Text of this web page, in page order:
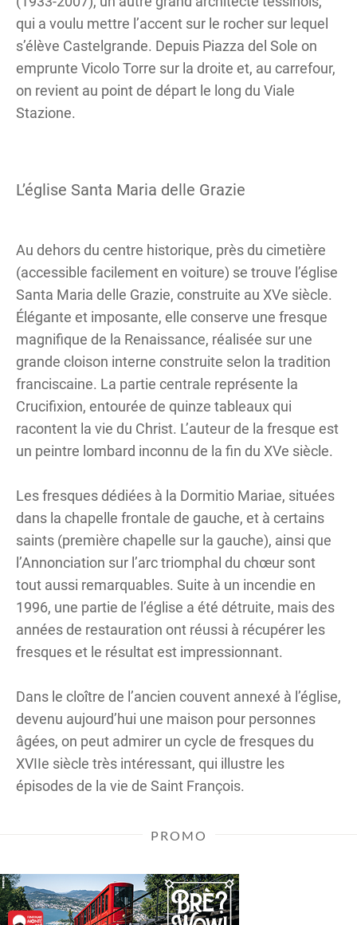
qui a voulu mettre l’accent sur le rocher sur lequel
s’élève Castelgrande. Depuis Piazza del Sole on
emprunte Vicolo Torre sur la droite et, au carrefour,
on revient au point de départ le long du Viale
Stazione.
L’église Santa Maria delle Grazie
Au dehors du centre historique, près du cimetière
(accessible facilement en voiture) se trouve l’église
Santa Maria delle Grazie, construite au XVe siècle.
Élégante et imposante, elle conserve une fresque
magnifique de la Renaissance, réalisée sur une
grande cloison interne construite selon la tradition
franciscaine. La partie centrale représente la
Crucifixion, entourée de quinze tableaux qui
racontent la vie du Christ. L’auteur de la fresque est
un peintre lombard inconnu de la fin du XVe siècle.
Les fresques dédiées à la Dormitio Mariae, situées
dans la chapelle frontale de gauche, et à certains
saints (première chapelle sur la gauche), ainsi que
l’Annonciation sur l’arc triomphal du chœur sont
tout aussi remarquables. Suite à un incendie en
1996, une partie de l’église a été détruite, mais des
années de restauration ont réussi à récupérer les
fresques et le résultat est impressionnant.
Dans le cloître de l’ancien couvent annexé à l’église,
devenu aujourd’hui une maison pour personnes
âgées, on peut admirer un cycle de fresques du
XVIIe siècle très intéressant, qui illustre les
épisodes de la vie de Saint François.
PROMO